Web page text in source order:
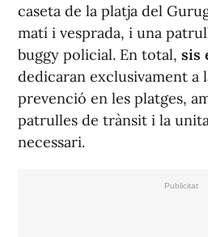
caseta de la platja del
matí i vesprada, i una
buggy policial. En total, sis
dedicaran exclusivament a
prevenció en les platges,
patrulles de trànsit i la
necessari.